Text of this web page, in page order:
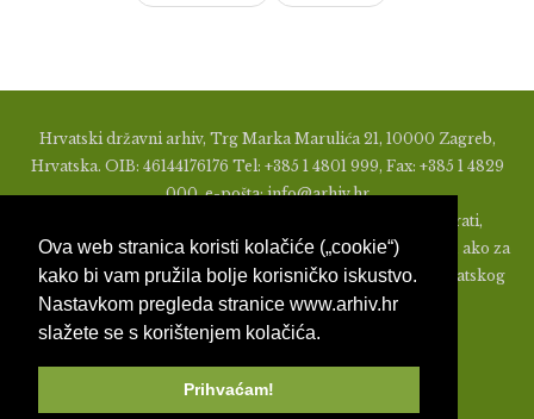
Ova web stranica koristi kolačiće („cookie“)
kako bi vam pružila bolje korisničko iskustvo.
Nastavkom pregleda stranice www.arhiv.hr
slažete se s korištenjem kolačića.
Prihvaćam!
Hrvatski državni arhiv, Trg Marka Marulića 21, 10000 Zagreb,
Hrvatska. OIB: 46144176176 Tel: +385 1 4801 999, Fax: +385 1 4829
000, e-pošta: info@arhiv.hr
Zabranjeno je u bilo kojem obliku objavljivati, distribuirati,
mijenjati ili na ikoji način koristiti materijale s ovih stranica, ako za
to nije prethodno izdato pismeno odobrenje od strane Hrvatskog
državnog arhiva.